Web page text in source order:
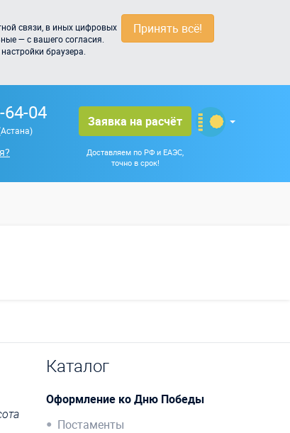
Принять всё!
связи, в иных цифровых
— с вашего согласия.
браузера.
64-04 Заявка на расчёт
Доставляем по РФ и ЕАЭС,
точно в срок!
Каталог
Оформление ко Дню Победы
Постаменты